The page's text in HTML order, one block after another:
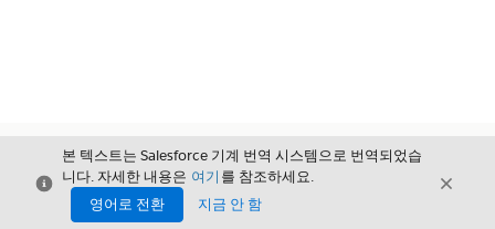
닫기
본 텍스트는 Salesforce 기계 번역 시스템으로 번역되었습
니다. 자세한 내용은 여기 를 참조하세요.
영어로 전환
지금 안 함
닫기